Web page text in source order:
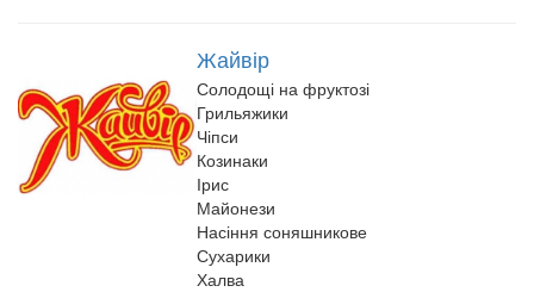
Жайвір
Солодощі на фруктозі
Грильяжики
Чіпси
Козинаки
Ірис
Майонези
Насіння соняшникове
Сухарики
Халва